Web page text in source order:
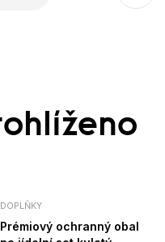
DOPLŇKY
Prémiový ochranný obal